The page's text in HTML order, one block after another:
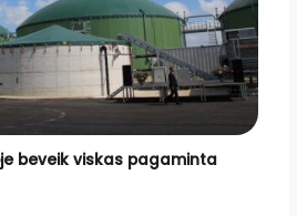
beveik viskas pagaminta